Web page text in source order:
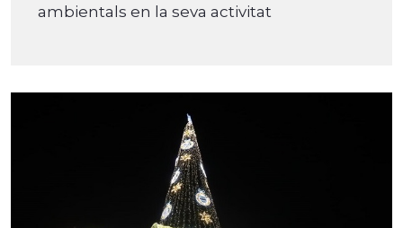
ambientals en la seva activitat